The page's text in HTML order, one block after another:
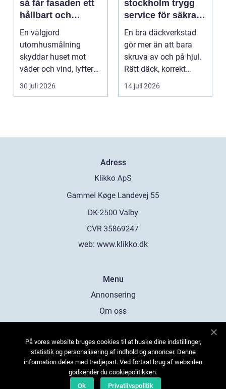
så får fasaden ett
hållbart och
vackert resultat
En välgjord
utomhusmålning
skyddar huset mot
väder och vind, lyfter
helhetsintrycket...
30 juli 2026
stockholm trygg
service för säkra
mil året runt
En bra däckverkstad
gör mer än att bara
skruva av och på hjul.
Rätt däck, korrekt
montering och rege...
14 juli 2026
Adress
web: www.klikko.dk
Menu
Annonsering
Om oss
Kontakta oss
Sitemap
På vores website bruges cookies til at huske dine indstillinger,
statistik og personalisering af indhold og annoncer. Denne
information deles med tredjepart. Ved fortsat brug af websiden
godkender du cookiepolitikken.
Ok
Privatlivspolitik